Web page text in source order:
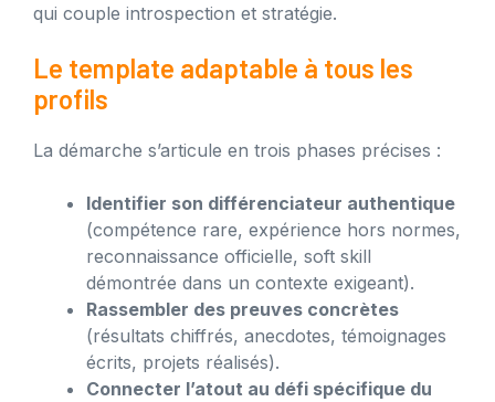
qui couple introspection et stratégie.
Le template adaptable à tous les
profils
La démarche s’articule en trois phases précises :
Identifier son différenciateur authentique
(compétence rare, expérience hors normes,
reconnaissance officielle, soft skill
démontrée dans un contexte exigeant).
Rassembler des preuves concrètes
(résultats chiffrés, anecdotes, témoignages
écrits, projets réalisés).
Connecter l’atout au défi spécifique du